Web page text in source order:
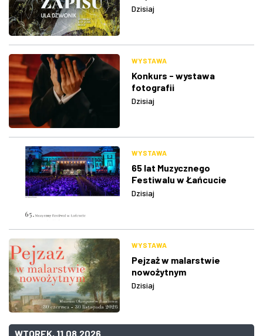
Dzisiaj
WYSTAWA
Konkurs - wystawa
fotografii
Dzisiaj
WYSTAWA
65 lat Muzycznego
Festiwalu w Łańcucie
Dzisiaj
WYSTAWA
Pejzaż w malarstwie
nowożytnym
Dzisiaj
WTOREK, 11.08.2026